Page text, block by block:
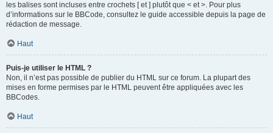
les balises sont incluses entre crochets [ et ] plutôt que < et >. Pour plus
d’informations sur le BBCode, consultez le guide accessible depuis la page de
rédaction de message.
Haut
Puis-je utiliser le HTML ?
Non, il n’est pas possible de publier du HTML sur ce forum. La plupart des
mises en forme permises par le HTML peuvent être appliquées avec les
BBCodes.
Haut